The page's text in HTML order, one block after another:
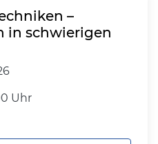
–
in schwierigen
Uhr